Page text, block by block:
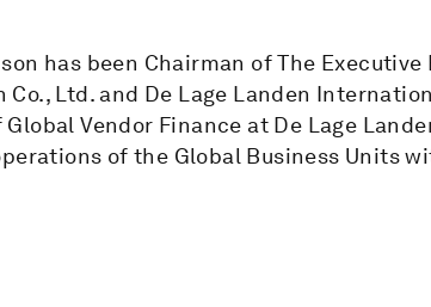
has been Chairman of The
Co., Ltd. and De Lage Landen
Global Vendor Finance at De Lage
of the Global Business Units